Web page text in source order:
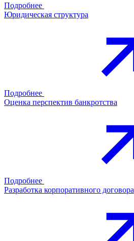
Подробнее
Юридическая структура
Подробнее
Оценка перспектив банкротства
Подробнее
Разработка корпоративного договора